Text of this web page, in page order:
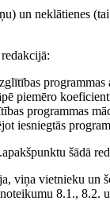
un neklātienes
piemēro
programmas
iesniegtās
šādā
viņa vietnieku un
8.1., 8.2.